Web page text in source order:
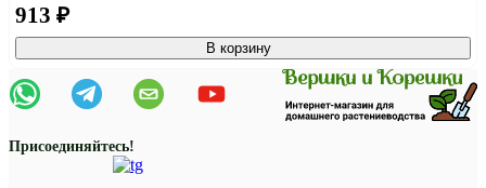
913 ₽
В корзину
Присоединяйтесь!